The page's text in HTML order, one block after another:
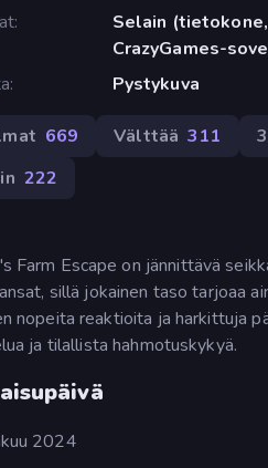
Selain
CrazyGames-
Pystykuva
669 Välttää 311
222
Farm Escape on jännittävä
sillä jokainen taso tarjoaa
nopeita reaktioita ja harkittuja
ja tilallista hahmotuskykyä.
2024